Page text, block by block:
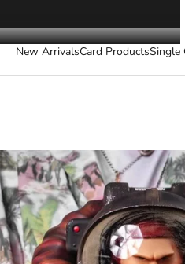
New ArrivalsCard ProductsSingle